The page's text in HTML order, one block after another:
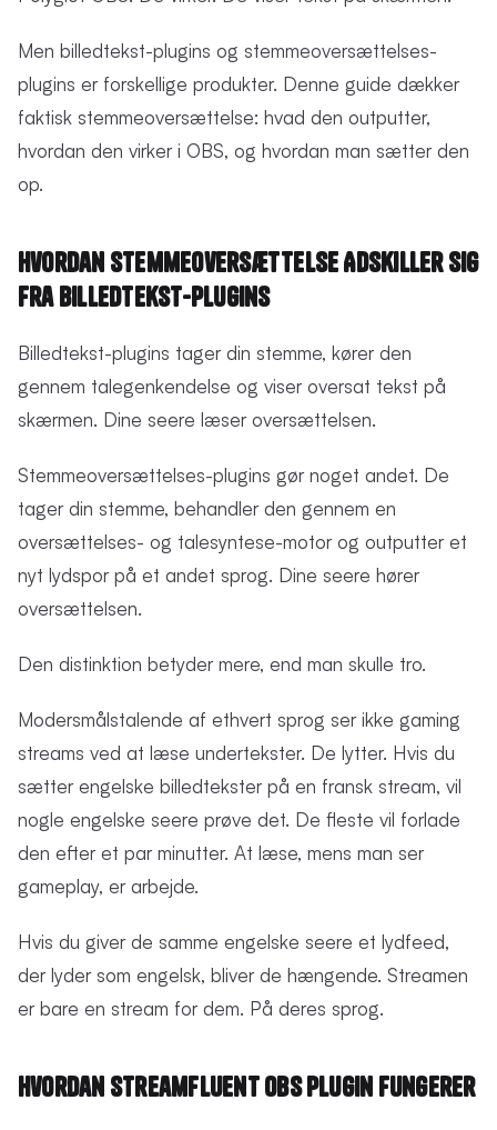
Men billedtekst-plugins og stemmeoversættelses-
plugins er forskellige produkter. Denne guide dækker
faktisk stemmeoversættelse: hvad den outputter,
hvordan den virker i OBS, og hvordan man sætter den
op.
Hvordan Stemmeoversættelse Adskiller Sig
Fra Billedtekst-Plugins
Billedtekst-plugins tager din stemme, kører den
gennem talegenkendelse og viser oversat tekst på
skærmen. Dine seere læser oversættelsen.
Stemmeoversættelses-plugins gør noget andet. De
tager din stemme, behandler den gennem en
oversættelses- og talesyntese-motor og outputter et
nyt lydspor på et andet sprog. Dine seere hører
oversættelsen.
Den distinktion betyder mere, end man skulle tro.
Modersmålstalende af ethvert sprog ser ikke gaming
streams ved at læse undertekster. De lytter. Hvis du
sætter engelske billedtekster på en fransk stream, vil
nogle engelske seere prøve det. De fleste vil forlade
den efter et par minutter. At læse, mens man ser
gameplay, er arbejde.
Hvis du giver de samme engelske seere et lydfeed,
der lyder som engelsk, bliver de hængende. Streamen
er bare en stream for dem. På deres sprog.
Hvordan StreamFluent OBS Plugin Fungerer